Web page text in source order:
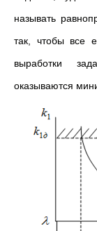
называть
так, чтобы все
выработки
оказываются